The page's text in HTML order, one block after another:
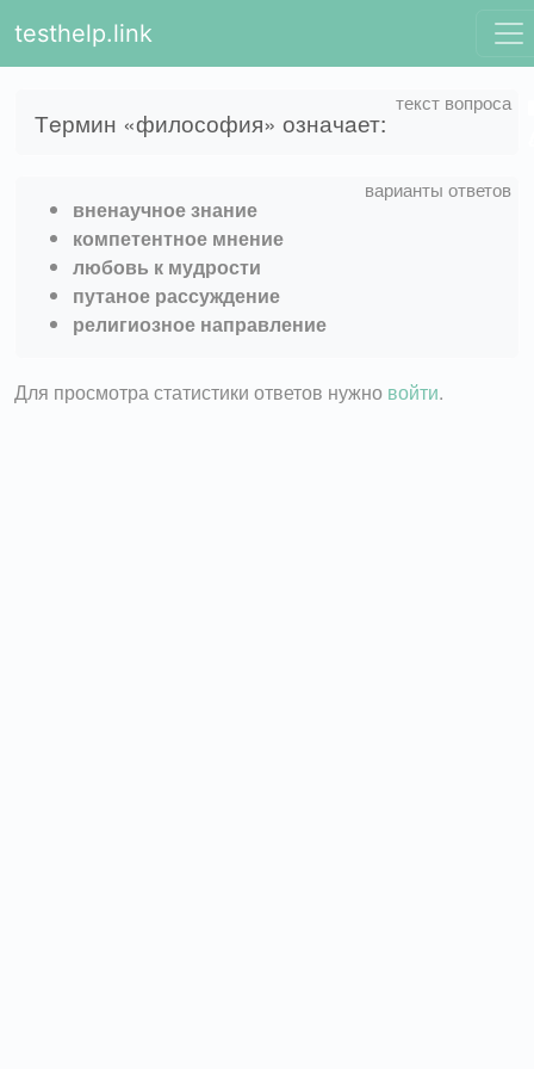
testhelp.link
Тeрмин «философия» означaет:
вненаучное знание
компетентное мнение
любовь к мудрости
путаное рассуждение
религиозное направление
Для просмотра статистики ответов нужно войти.